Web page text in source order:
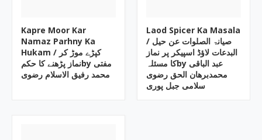
Kapre Moor Kar
Namaz Parhny Ka
Hukam / کپڑے موڑ کر
نماز پڑھنے کا حکمby مفتی
محمد رفیق الاسلام رضوی
Laod Spicer Ka Masala
/ صیانۃ الصلوات عن حیل
البدعات لاؤڈ اسپیکر پر نماز
کا مسئلہby عبد الباقی
محمدبرھان الحق رضوی
سلامی جبل پوری